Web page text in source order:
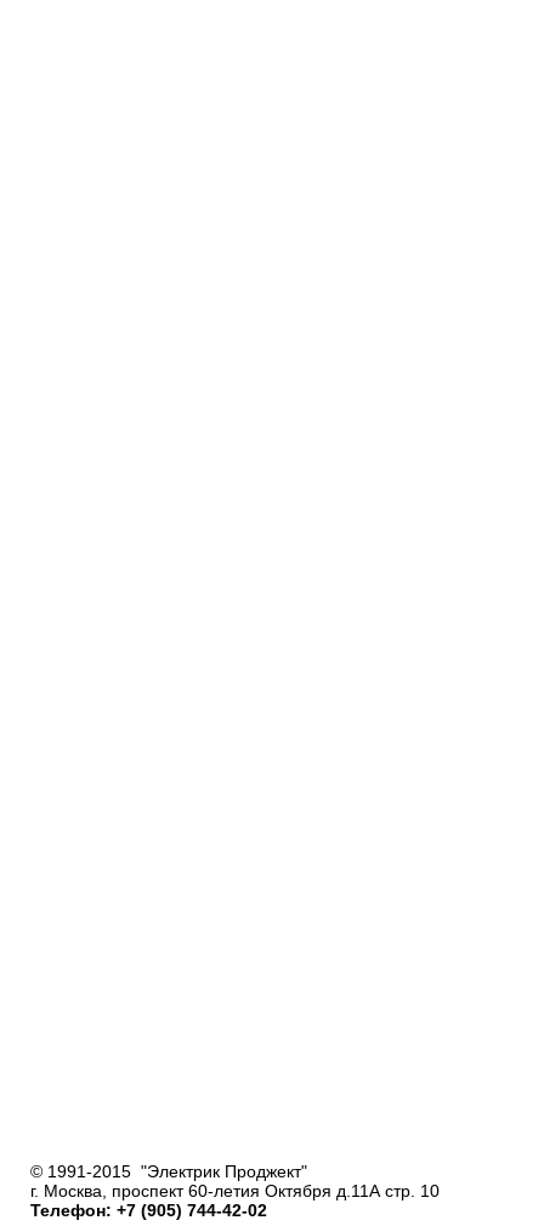
© 1991-2015 "Электрик Проджект"
г. Москва, проспект 60-летия Октября д.11А стр. 10
Телефон: +7 (905) 744-42-02